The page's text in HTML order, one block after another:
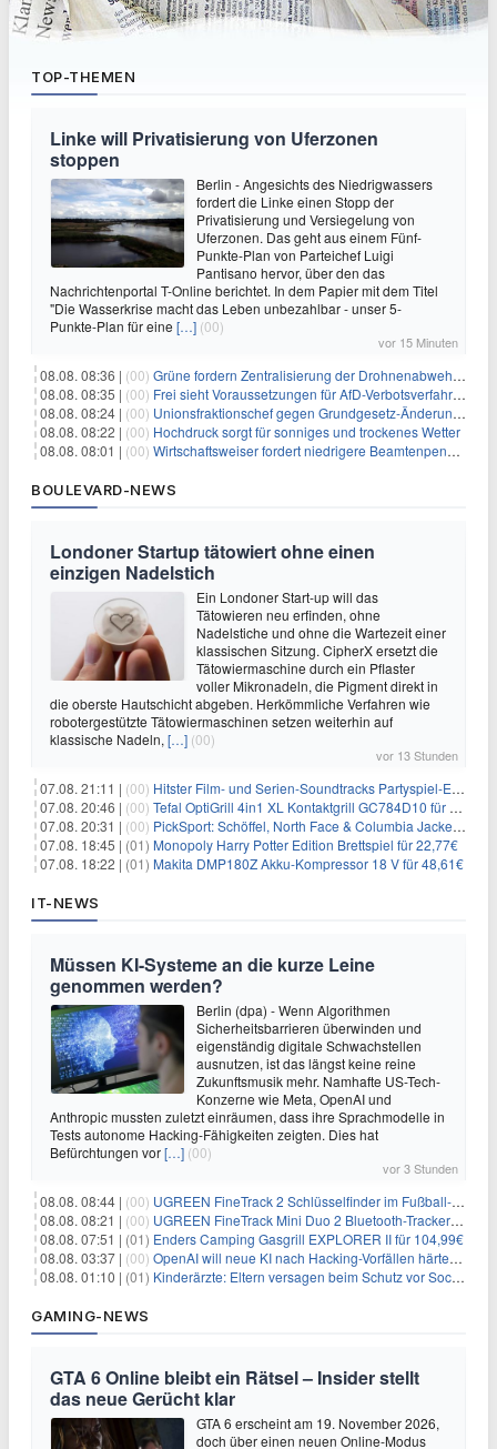
TOP-THEMEN
Linke will Privatisierung von Uferzonen
stoppen
Berlin - Angesichts des Niedrigwassers
fordert die Linke einen Stopp der
Privatisierung und Versiegelung von
Uferzonen. Das geht aus einem Fünf-
Punkte-Plan von Parteichef Luigi
Pantisano hervor, über den das
Nachrichtenportal T-Online berichtet. In dem Papier mit dem Titel
"Die Wasserkrise macht das Leben unbezahlbar - unser 5-
Punkte-Plan für eine […] (00)
vor 15 Minuten
08.08. 08:36 | (00) Grüne fordern Zentralisierung der Drohnenabwehr bei Bundespolizei
08.08. 08:35 | (00) Frei sieht Voraussetzungen für AfD-Verbotsverfahren nicht gegeben
08.08. 08:24 | (00) Unionsfraktionschef gegen Grundgesetz-Änderung für queere Rechte
08.08. 08:22 | (00) Hochdruck sorgt für sonniges und trockenes Wetter
08.08. 08:01 | (00) Wirtschaftsweiser fordert niedrigere Beamtenpensionen
BOULEVARD-NEWS
Londoner Startup tätowiert ohne einen
einzigen Nadelstich
Ein Londoner Start-up will das
Tätowieren neu erfinden, ohne
Nadelstiche und ohne die Wartezeit einer
klassischen Sitzung. CipherX ersetzt die
Tätowiermaschine durch ein Pflaster
voller Mikronadeln, die Pigment direkt in
die oberste Hautschicht abgeben. Herkömmliche Verfahren wie
robotergestützte Tätowiermaschinen setzen weiterhin auf
klassische Nadeln, […] (00)
vor 13 Stunden
07.08. 21:11 | (00) Hitster Film- und Serien-Soundtracks Partyspiel-Erweiterung für 6,99€
07.08. 20:46 | (00) Tefal OptiGrill 4in1 XL Kontaktgrill GC784D10 für 239,99€
07.08. 20:31 | (00) PickSport: Schöffel, North Face & Columbia Jacken ab 39,60€
07.08. 18:45 | (01) Monopoly Harry Potter Edition Brettspiel für 22,77€
07.08. 18:22 | (01) Makita DMP180Z Akku-Kompressor 18 V für 48,61€
IT-NEWS
Müssen KI-Systeme an die kurze Leine
genommen werden?
Berlin (dpa) - Wenn Algorithmen
Sicherheitsbarrieren überwinden und
eigenständig digitale Schwachstellen
ausnutzen, ist das längst keine reine
Zukunftsmusik mehr. Namhafte US-Tech-
Konzerne wie Meta, OpenAI und
Anthropic mussten zuletzt einräumen, dass ihre Sprachmodelle in
Tests autonome Hacking-Fähigkeiten zeigten. Dies hat
Befürchtungen vor[…] (00)
vor 3 Stunden
08.08. 08:44 | (00) UGREEN FineTrack 2 Schlüsselfinder im Fußball-Design für 10,98€
08.08. 08:21 | (00) UGREEN FineTrack Mini Duo 2 Bluetooth-Tracker 4er-Pack für 28,99€
08.08. 07:51 | (01) Enders Camping Gasgrill EXPLORER II für 104,99€
08.08. 03:37 | (00) OpenAI will neue KI nach Hacking-Vorfällen härter überwachen
08.08. 01:10 | (01) Kinderärzte: Eltern versagen beim Schutz vor Social Media
GAMING-NEWS
GTA 6 Online bleibt ein Rätsel – Insider stellt
das neue Gerücht klar
GTA 6 erscheint am 19. November 2026,
doch über einen neuen Online-Modus